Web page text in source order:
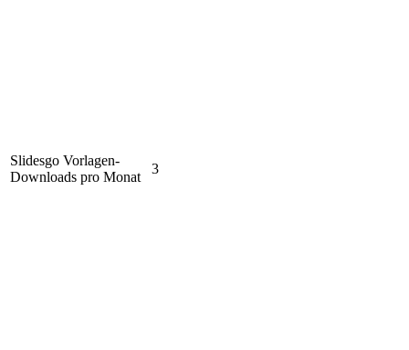
Slidesgo Vorlagen-
Downloads pro Monat
3